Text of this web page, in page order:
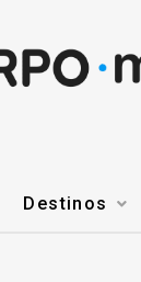
Destinos